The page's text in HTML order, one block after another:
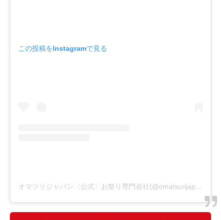
この投稿をInstagramで見る